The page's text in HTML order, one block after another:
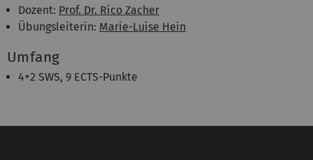
Dozent: Prof. Dr. Rico Zacher
Übungsleiterin: Marie-Luise Hein
Umfang
4+2 SWS, 9 ECTS-Punkte